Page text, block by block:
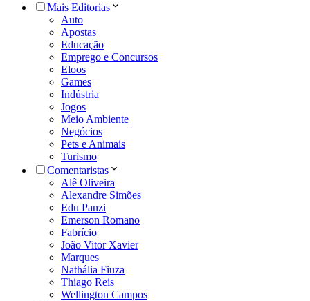
Mais Editorias
Auto
Apostas
Educação
Emprego e Concursos
Eloos
Games
Indústria
Jogos
Meio Ambiente
Negócios
Pets e Animais
Turismo
Comentaristas
Alê Oliveira
Alexandre Simões
Edu Panzi
Emerson Romano
Fabrício
João Vitor Xavier
Marques
Nathália Fiuza
Thiago Reis
Wellington Campos